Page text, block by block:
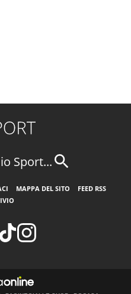
Sport...
MAPPA DEL SITO
FEED RSS